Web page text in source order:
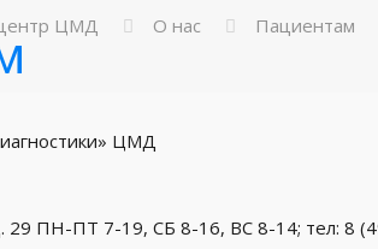
ЦМД О нас Пациентам
ЦМД
29 ПН-ПТ 7-19, СБ 8-16, ВС 8-14; тел: 8